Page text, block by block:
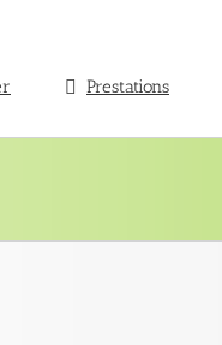
Prestations